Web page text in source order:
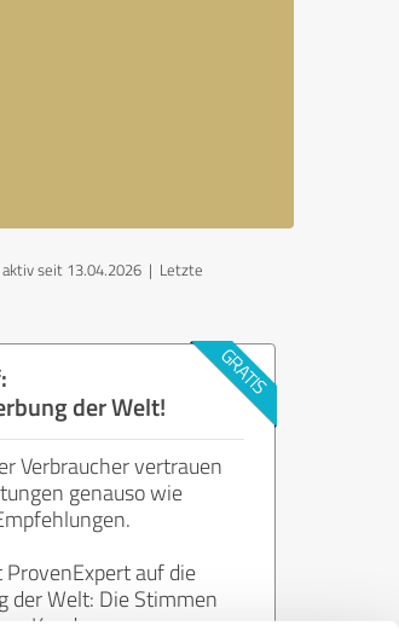
seit 13.04.2026 | Letzte
der Welt!
Verbraucher vertrauen
genauso wie
ProvenExpert auf die
der Welt: Die Stimmen
Kunden.